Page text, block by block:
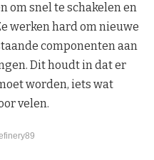
om snel te schakelen en
werken hard om nieuwe
componenten aan
Dit houdt in dat er
worden, iets wat
velen.